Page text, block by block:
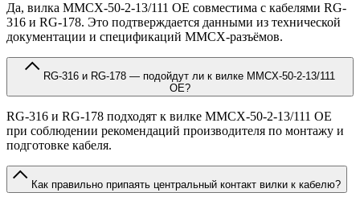
Да, вилка MMCX-50-2-13/111 OE совместима с кабелями RG-
316 и RG-178. Это подтверждается данными из технической
документации и спецификаций MMCX-разъёмов.
OE?
RG-316 и RG-178 подходят к вилке MMCX-50-2-13/111 OE
при соблюдении рекомендаций производителя по монтажу и
подготовке кабеля.
Как правильно припаять центральный контакт вилки к кабелю?